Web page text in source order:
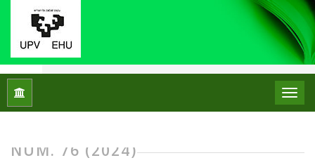
Inicio
NÚM. 76 (2024)